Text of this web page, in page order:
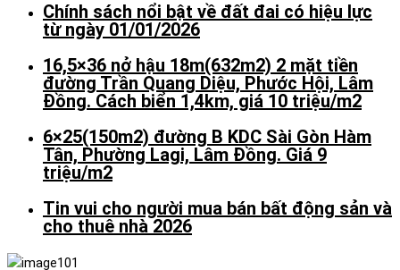
Chính sách nổi bật về đất đai có hiệu lực
từ ngày 01/01/2026
16,5×36 nở hậu 18m(632m2) 2 mặt tiền
đường Trần Quang Diệu, Phước Hội, Lâm
Đồng. Cách biển 1,4km, giá 10 triệu/m2
6×25(150m2) đường B KDC Sài Gòn Hàm
Tân, Phường Lagi, Lâm Đồng. Giá 9
triệu/m2
Tin vui cho người mua bán bất động sản và
cho thuê nhà 2026